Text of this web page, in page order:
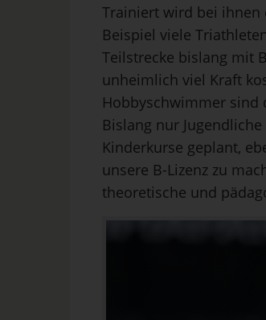
Trainiert wird bei ihnen
Beispiel viele
Teilstrecke bislang mit
unheimlich viel Kraft
Hobbyschwimmer sind
Bislang nur
Kinderkurse geplant,
unsere B-Lizenz zu
theoretische und